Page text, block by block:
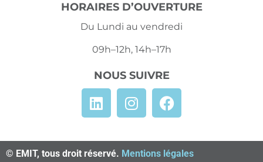
HORAIRES D’OUVERTURE
Du Lundi au vendredi
09h–12h, 14h–17h
NOUS SUIVRE
© EMIT, tous droit réservé. Mentions légales